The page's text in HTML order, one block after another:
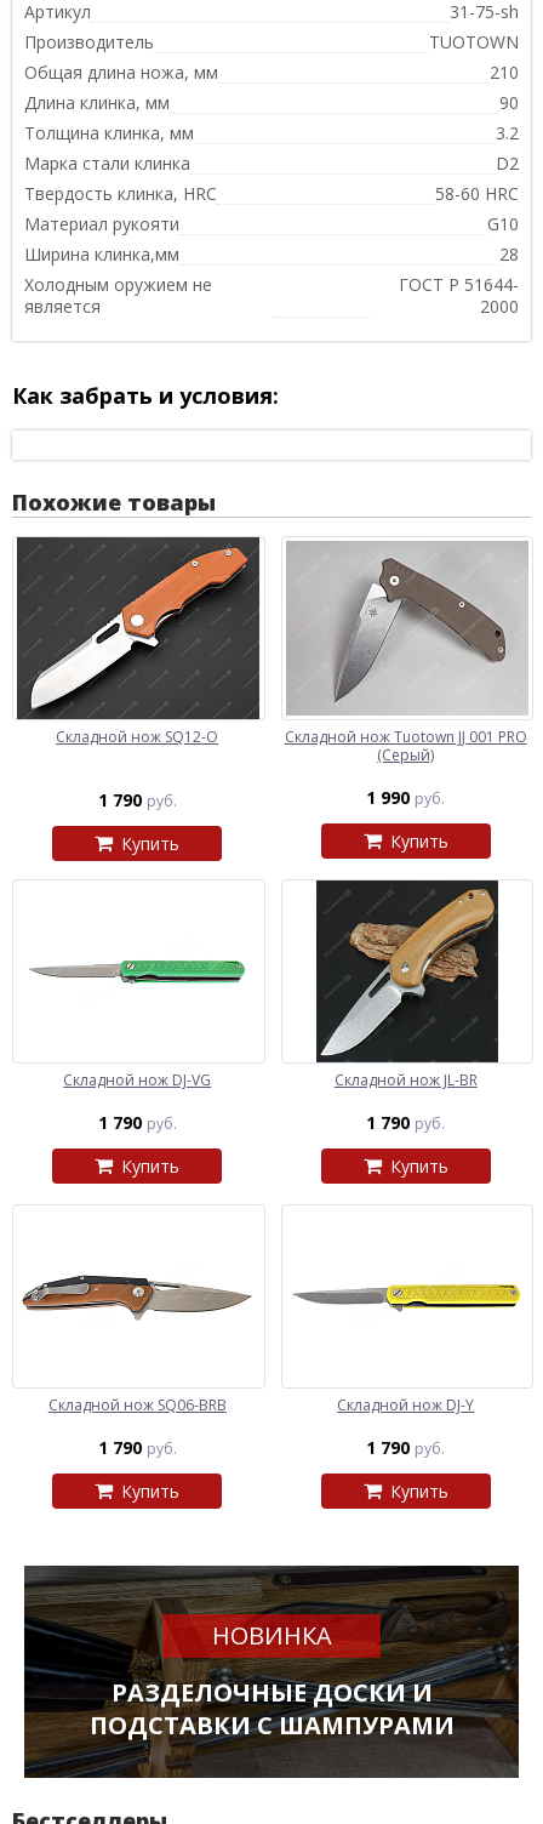
Артикул
31-75-sh
Производитель
TUOTOWN
Общая длина ножа, мм
210
Длина клинка, мм
90
Толщина клинка, мм
3.2
Марка стали клинка
D2
Твердость клинка, HRC
58-60 HRC
Материал рукояти
G10
Ширина клинка,мм
28
Холодным оружием не
является
ГОСТ Р 51644-
2000
Как забрать и условия:
Похожие товары
Складной нож SQ12-O
1 790 руб.
Купить
Складной нож Tuotown JJ 001 PRO
(Серый)
1 990 руб.
Купить
Складной нож DJ-VG
1 790 руб.
Купить
Складной нож JL-BR
1 790 руб.
Купить
Складной нож SQ06-BRB
1 790 руб.
Купить
Складной нож DJ-Y
1 790 руб.
Купить
НОВИНКА
РАЗДЕЛОЧНЫЕ ДОСКИ И
ПОДСТАВКИ С ШАМПУРАМИ